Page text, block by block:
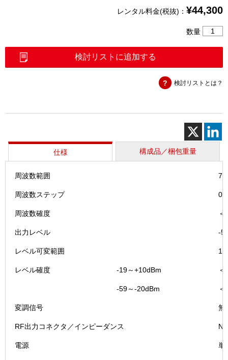
レンタル料金(税抜)： ¥44,300
数量
信
生
器
（CDX-
検討リストに追加する
検討リストとは？
仕様 構成品／梱包重量
周波数範囲
周波数ステップ
周波数確度
出力レベル -
レベル可変範囲
レベル確度 -19～+10dBm ＜
-59～-20dBm ＜
変調信号 無
RF出力コネクタ／インピーダンス N
電源 単